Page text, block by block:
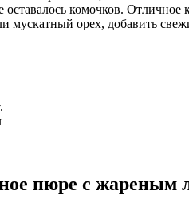
оставалось комочков.
мускатный орех, добавить
пюре с жареным